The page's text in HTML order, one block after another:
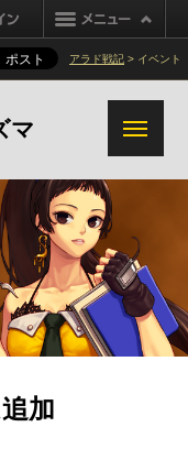
ログイン
アラド戦記 > イベント
マ
加